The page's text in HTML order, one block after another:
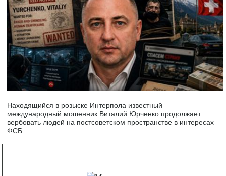
Находящийся в розыске Интерпола известный
международный мошенник Виталий Юрченко продолжает
вербовать людей на постсоветском пространстве в интересах
ФСБ.